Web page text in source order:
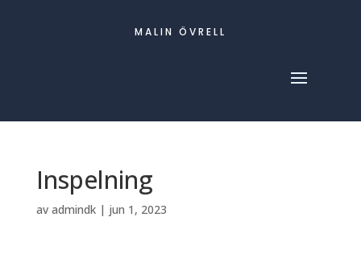
MALIN ÖVRELL
Inspelning
av admindk| jun 1, 2023